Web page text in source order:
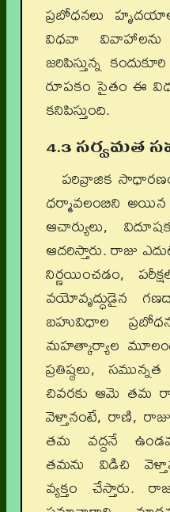
ప్రబోధనలు
విధవా వివాహాలను
జరిపిస్తున్న
రూపకం సైతం ఈ
కనిపిస్తుంది.
4.3 సర్వమత
పరివ్రాజిక
ధర్మావలంబిని అయిన
ఆచార్యులు,
ఆదరిస్తారు. రాజు
నిర్ణయించడం,
వయోవృద్ధుడైన
బహువిధాల
మహత్కార్యాల
ప్రతిష్ఠలు,
చివరకు ఆమె తమ
వెళ్తానంటే, రాణి,
తమ వద్దనే
తమను విడిచి
వ్యక్తం